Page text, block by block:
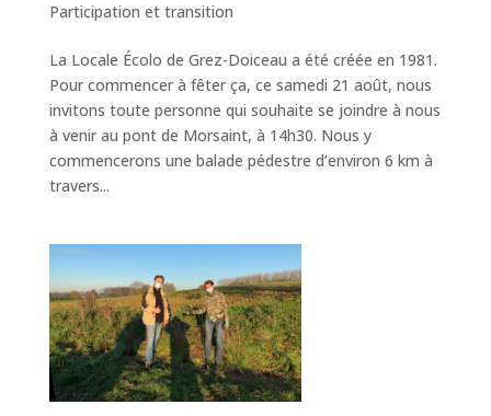
Participation et transition
La Locale Écolo de Grez-Doiceau a été créée en 1981.
Pour commencer à fêter ça, ce samedi 21 août, nous
invitons toute personne qui souhaite se joindre à nous
à venir au pont de Morsaint, à 14h30. Nous y
commencerons une balade pédestre d’environ 6 km à
travers...